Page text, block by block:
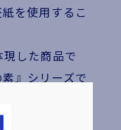
を使用するこ
した商品で
』シリーズで
がシチリア産